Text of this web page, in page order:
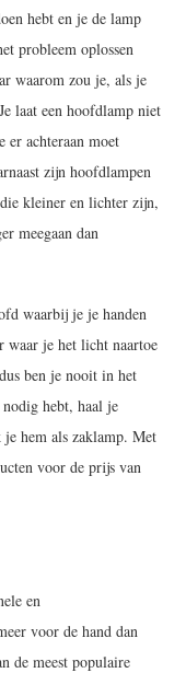
hebt en je de lamp
probleem oplossen
waarom zou je, als je
laat een hoofdlamp niet
er achteraan moet
zijn hoofdlampen
kleiner en lichter zijn,
meegaan dan
waarbij je je handen
waar je het licht naartoe
ben je nooit in het
hebt, haal je
hem als zaklamp. Met
voor de prijs van
en
voor de hand dan
de meest populaire